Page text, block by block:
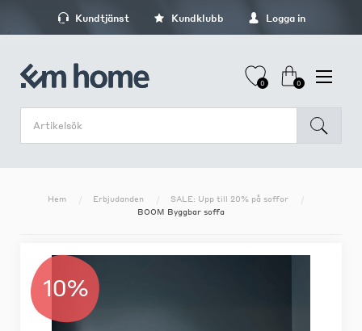
Kundtjänst Kundklubb Logga in
0 0
Hem Erbjudanden
SALE: Upp till 20% på soffor
BOOM Byggbar soffa
10%